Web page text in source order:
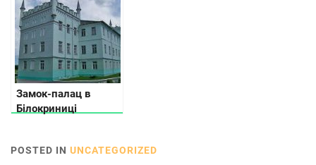
Замок-палац в
Білокриниці
POSTED IN UNCATEGORIZED